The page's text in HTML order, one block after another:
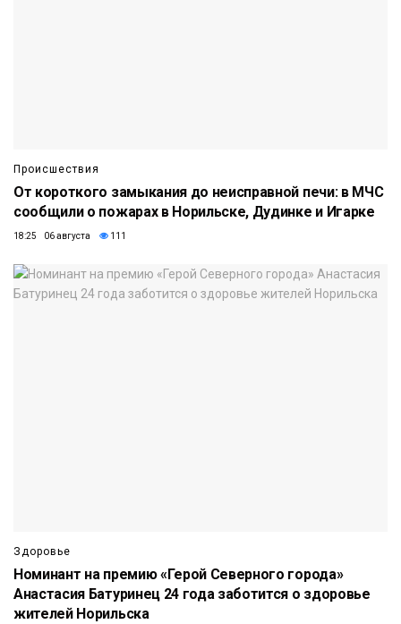
Происшествия
От короткого замыкания до неисправной печи: в МЧС
сообщили о пожарах в Норильске, Дудинке и Игарке
18:25 06 августа 111
Здоровье
Номинант на премию «Герой Северного города»
Анастасия Батуринец 24 года заботится о здоровье
жителей Норильска